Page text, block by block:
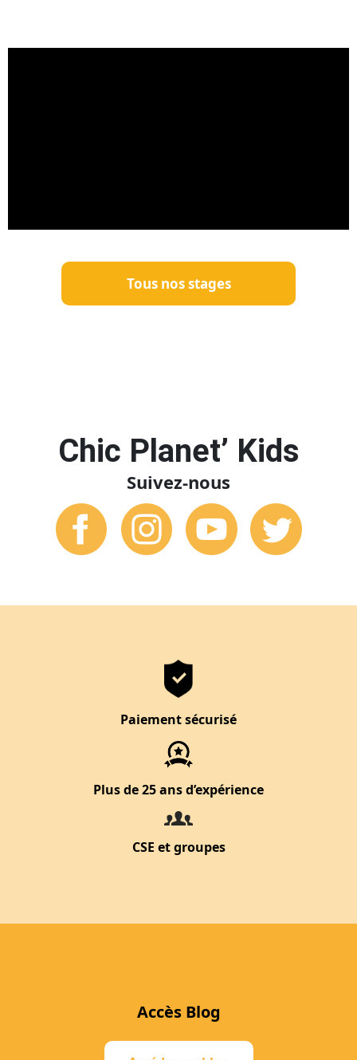
Tous nos stages
Chic Planet’ Kids
Suivez-nous
Paiement sécurisé
Plus de 25 ans d’expérience
CSE et groupes
Accès Blog